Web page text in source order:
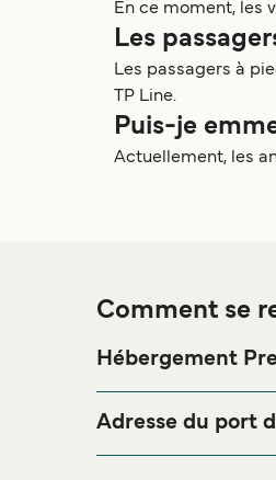
En ce moment, les
Les
Les passagers à
TP Line.
Puis-je
Actuellement, les
Comment se
Hébergement
séjour, merci de bien
Adresse du port